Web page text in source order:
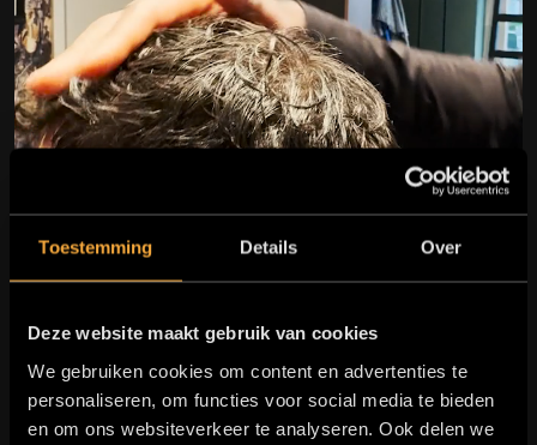
Toestemming Details Over
Deze website maakt gebruik van cookies
We gebruiken cookies om content en advertenties te
personaliseren, om functies voor social media te bieden
en om ons websiteverkeer te analyseren. Ook delen we